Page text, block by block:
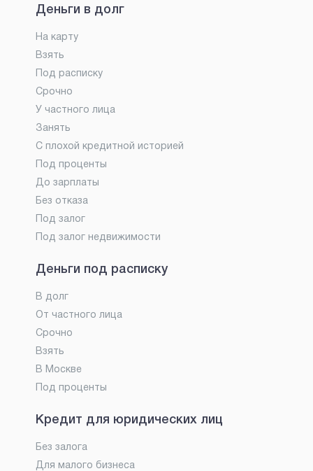
Деньги в долг
На карту
Взять
Под расписку
Срочно
У частного лица
Занять
С плохой кредитной историей
Под проценты
До зарплаты
Без отказа
Под залог
Под залог недвижимости
Деньги под расписку
В долг
От частного лица
Срочно
Взять
В Москве
Под проценты
Кредит для юридических лиц
Без залога
Для малого бизнеса